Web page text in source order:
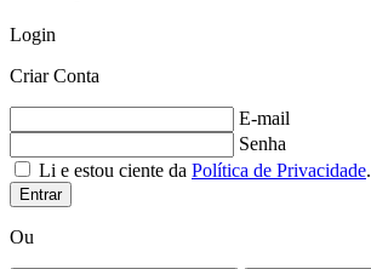
Login
Criar Conta
E-mail
Senha
Li e estou ciente da Política de Privacidade.
Entrar
Ou